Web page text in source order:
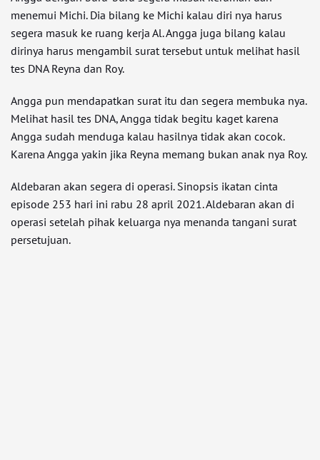
menemui Michi. Dia bilang ke Michi kalau diri nya harus
segera masuk ke ruang kerja Al. Angga juga bilang kalau
dirinya harus mengambil surat tersebut untuk melihat hasil
tes DNA Reyna dan Roy.
Angga pun mendapatkan surat itu dan segera membuka nya.
Melihat hasil tes DNA, Angga tidak begitu kaget karena
Angga sudah menduga kalau hasilnya tidak akan cocok.
Karena Angga yakin jika Reyna memang bukan anak nya Roy.
Aldebaran akan segera di operasi. Sinopsis ikatan cinta
episode 253 hari ini rabu 28 april 2021. Aldebaran akan di
operasi setelah pihak keluarga nya menanda tangani surat
persetujuan.